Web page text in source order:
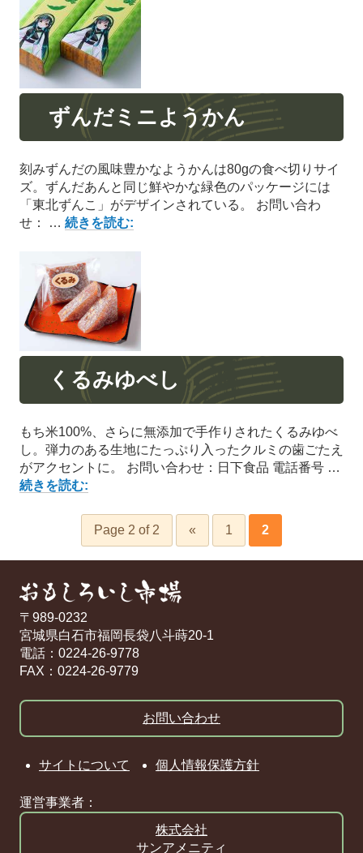
チ
ー
ズ
ケ
ー
キ
ずんだミニようかん
刻みずんだの風味豊かなようかんは80gの食べ切りサイ
ズ。ずんだあんと同じ鮮やかな緑色のパッケージには
「東北ずんこ」がデザインされている。 お問い合わ
せ： … 続きを読む:
ニ
よ
か
くるみゆべし
もち米100%、さらに無添加で手作りされたくるみゆべ
し。弾力のある生地にたっぷり入ったクルミの歯ごたえ
がアクセントに。 お問い合わせ：日下食品 電話番号 …
続きを読む:
ゆ
Page 2 of 2 « 1 2
〒989‐0232
宮城県白石市福岡長袋八斗蒔20-1
電話：0224-26-9778
FAX：0224-26-9779
お問い合わせ
サイトについて 個人情報保護方針
運営事業者：
株式会社
サンアメニティ